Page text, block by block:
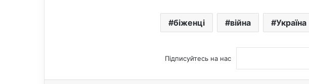
біженці війна Україна
Підписуйтесь на нас